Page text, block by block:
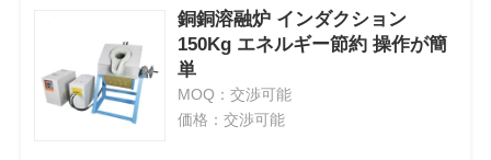
銅銅溶融炉 インダクション
150Kg エネルギー節約 操作が簡
単
MOQ：交渉可能
価格：交渉可能